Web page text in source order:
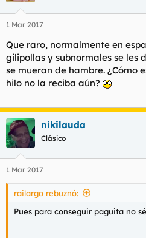
Si alguien quiere hacerme ver
intentarlo.
1 Mar 2017
Que raro, normalmente en
gilipollas y subnormales se les
se mueran de hambre. ¿Cómo
hilo no la reciba aún?
nikilauda
Clásico
1 Mar 2017
railargo rebuznó:
Pues para conseguir paguita no